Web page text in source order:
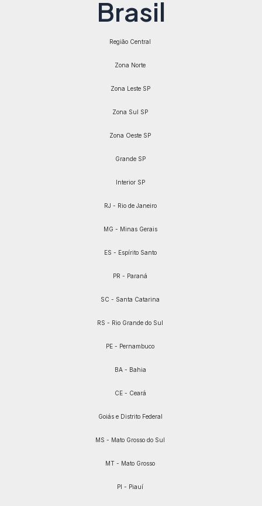
Brasil
Região Central
Zona Norte
Zona Leste SP
Zona Sul SP
Zona Oeste SP
Grande SP
Interior SP
RJ - Rio de Janeiro
MG - Minas Gerais
ES - Espírito Santo
PR - Paraná
SC - Santa Catarina
RS - Rio Grande do Sul
PE - Pernambuco
BA - Bahia
CE - Ceará
Goiás e Distrito Federal
MS - Mato Grosso do Sul
MT - Mato Grosso
PI - Piauí